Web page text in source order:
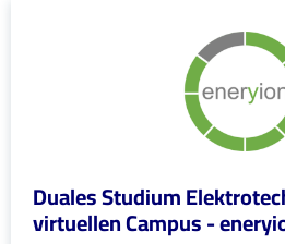
Duales Studium
virtuellen Campus -